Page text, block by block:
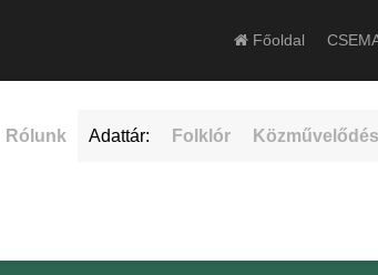
Főoldal
Rólunk Adattár: Folklór Közművelődés